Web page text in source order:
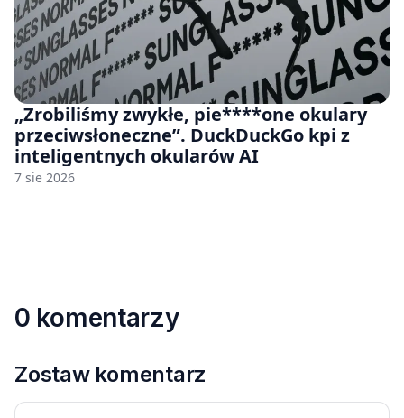
„Zrobiliśmy zwykłe, pie****one okulary
przeciwsłoneczne”. DuckDuckGo kpi z
inteligentnych okularów AI
7 sie 2026
0 komentarzy
Zostaw komentarz